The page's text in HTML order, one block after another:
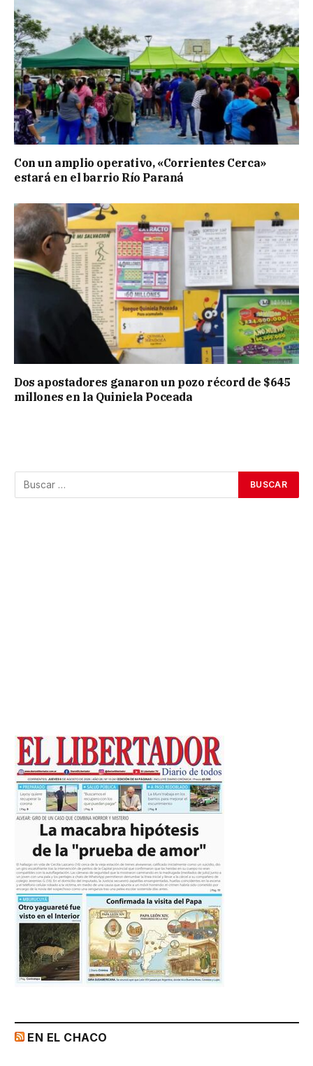
Con un amplio operativo, «Corrientes Cerca»
estará en el barrio Río Paraná
Dos apostadores ganaron un pozo récord de $645
millones en la Quiniela Poceada
EN EL CHACO